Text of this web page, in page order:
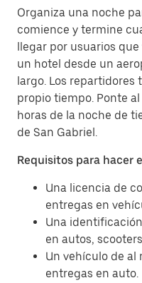
Organiza una noche
comience y termine
llegar por usuarios
un hotel desde un
largo. Los repartidores
propio tiempo. Ponte
horas de la noche de
de San Gabriel.
Requisitos para hacer
Una licencia de
entregas en
Una
en autos,
Un vehículo de al
entregas en auto.